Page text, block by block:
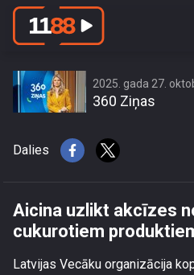
Aicina uzlikt akcīzes
2025. gada 27.
360 Ziņas
Dalies
Aicina uzlikt akcīzes
cukurotiem
Latvijas Vecāku organizācija